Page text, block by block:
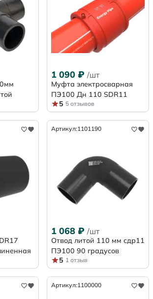
1 090 ₽ /шт
Муфта электросварная
ПЭ100 Дн 110 SDR11
5 5 отзывов
Артикул:1101190
1 068 ₽ /шт
Отвод литой 110 мм сдр11
ПЭ100 90 градусов
5 1 отзыв
Артикул:1100000